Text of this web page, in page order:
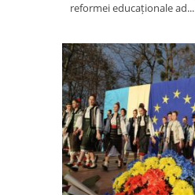
reformei educaționale ad...